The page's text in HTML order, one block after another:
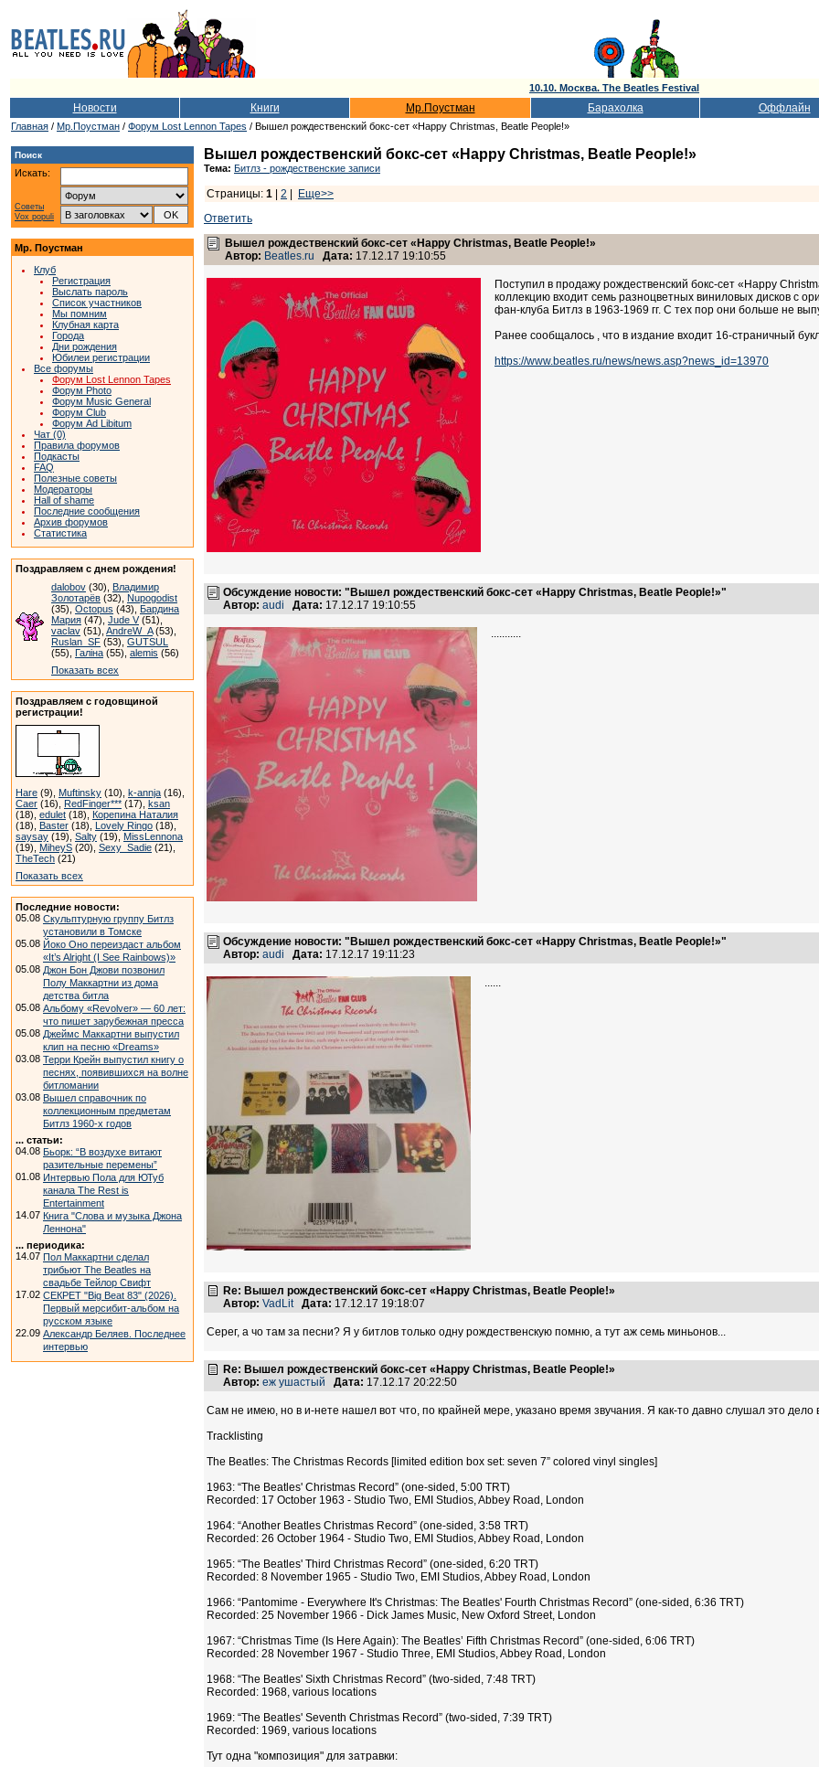
10.10. Москва. The Beatles Festival
Новости Книги Мр.Поустман Барахолка Оффлайн
Главная / Мр.Поустман / Форум Lost Lennon Tapes / Вышел рождественский бокс-сет «Happy Christmas, Beatle People!»
Поиск
Искать:
Советы
Vox populi
Мр. Поустман
Клуб
Регистрация
Выслать пароль
Список участников
Мы помним
Клубная карта
Города
Дни рождения
Юбилеи регистрации
Все форумы
Форум Lost Lennon Tapes
Форум Photo
Форум Music General
Форум Club
Форум Ad Libitum
Чат (0)
Правила форумов
Подкасты
FAQ
Полезные советы
Модераторы
Hall of shame
Последние сообщения
Архив форумов
Статистика
Поздравляем с днем рождения!
dalobov (30), Владимир
Золотарёв (32), Nupogodist
(35), Octopus (43), Бардина
Мария (47), Jude V(51),
vaclav (51), AndreW_A(53),
Ruslan_SF (53), GUTSUL
(55), Галіна (55), alemis (56)
Показать всех
Поздравляем с годовщиной
регистрации!
Hare (9), Muftinsky (10), k-annja (16),
Caer (16), RedFinger*** (17), ksan
(18), edulet (18), Корепина Наталия
(18), Baster (18), Lovely Ringo (18),
saysay (19), Salty (19), MissLennona
(19), MiheyS (20), Sexy_Sadie (21),
TheTech (21)
Показать всех
Последние новости:
05.08 Скульптурную группу Битлз
установили в Томске
05.08 Йоко Оно переиздаст альбом
«It’s Alright (I See Rainbows)»
05.08 Джон Бон Джови позвонил
Полу Маккартни из дома
детства битла
05.08 Альбому «Revolver» — 60 лет:
что пишет зарубежная пресса
05.08 Джеймс Маккартни выпустил
клип на песню «Dreams»
03.08 Терри Крейн выпустил книгу о
песнях, появившихся на волне
битломании
03.08 Вышел справочник по
коллекционным предметам
Битлз 1960-х годов
... статьи:
04.08 Бьорк: “В воздухе витают
разительные перемены”
01.08 Интервью Пола для ЮТуб
канала The Rest is
Entertainment
14.07 Книга "Слова и музыка Джона
Леннона"
... периодика:
14.07 Пол Маккартни сделал
трибьют The Beatles на
свадьбе Тейлор Свифт
17.02 СЕКРЕТ "Big Beat 83" (2026).
Первый мерсибит-альбом на
русском языке
22.09 Александр Беляев. Последнее
интервью
Вышел рождественский бокс-сет «Happy Christmas, Beatle People!»
Тема: Битлз - рождественские записи
Страницы: 1 2
Еще>>
Ответить
Вышел рождественский бокс-сет «Happy Christmas, Beatle People!»
Автор: Beatles.ru Дата: 17.12.17 19:10:55
Поступил в продажу рождественский бокс-сет «Happy
коллекцию входит семь разноцветных виниловых дисков с
фан-клуба Битлз в 1963-1969 гг. С тех пор они больше не
Ранее сообщалось , что в издание входит 16-страничный
https://www.beatles.ru/news/news.asp?news_id=13970
Обсуждение новости: "Вышел рождественский бокс-сет «Happy Christmas, Beatle People!»"
Автор: audi Дата: 17.12.17 19:10:55
...........
Обсуждение новости: "Вышел рождественский бокс-сет «Happy Christmas, Beatle People!»"
Автор: audi Дата: 17.12.17 19:11:23
......
Re: Вышел рождественский бокс-сет «Happy Christmas, Beatle People!»
Автор: VadLit Дата: 17.12.17 19:18:07
Серег, а чо там за песни? Я у битлов только одну рождественскую помню, а тут аж семь миньонов...
Re: Вышел рождественский бокс-сет «Happy Christmas, Beatle People!»
Автор: еж ушастый Дата: 17.12.17 20:22:50
Сам не имею, но в и-нете нашел вот что, по крайней мере, указано время звучания. Я как-то давно слушал это
Tracklisting
The Beatles: The Christmas Records [limited edition box set: seven 7” colored vinyl singles]
1963: “The Beatles' Christmas Record” (one-sided, 5:00 TRT)
Recorded: 17 October 1963 - Studio Two, EMI Studios, Abbey Road, London
1964: “Another Beatles Christmas Record” (one-sided, 3:58 TRT)
Recorded: 26 October 1964 - Studio Two, EMI Studios, Abbey Road, London
1965: “The Beatles' Third Christmas Record” (one-sided, 6:20 TRT)
Recorded: 8 November 1965 - Studio Two, EMI Studios, Abbey Road, London
1966: “Pantomime - Everywhere It's Christmas: The Beatles' Fourth Christmas Record” (one-sided, 6:36 TRT)
Recorded: 25 November 1966 - Dick James Music, New Oxford Street, London
1967: “Christmas Time (Is Here Again): The Beatles’ Fifth Christmas Record” (one-sided, 6:06 TRT)
Recorded: 28 November 1967 - Studio Three, EMI Studios, Abbey Road, London
1968: “The Beatles' Sixth Christmas Record” (two-sided, 7:48 TRT)
Recorded: 1968, various locations
1969: “The Beatles' Seventh Christmas Record” (two-sided, 7:39 TRT)
Recorded: 1969, various locations
Тут одна "композиция" для затравки: